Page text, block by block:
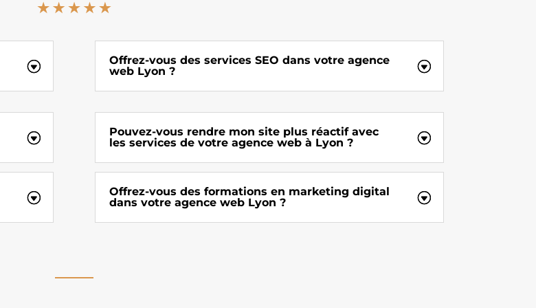
Offrez-vous des services SEO dans votre agence
web Lyon ?
Pouvez-vous rendre mon site plus réactif avec
les services de votre agence web à Lyon ?
Offrez-vous des formations en marketing digital
dans votre agence web Lyon ?